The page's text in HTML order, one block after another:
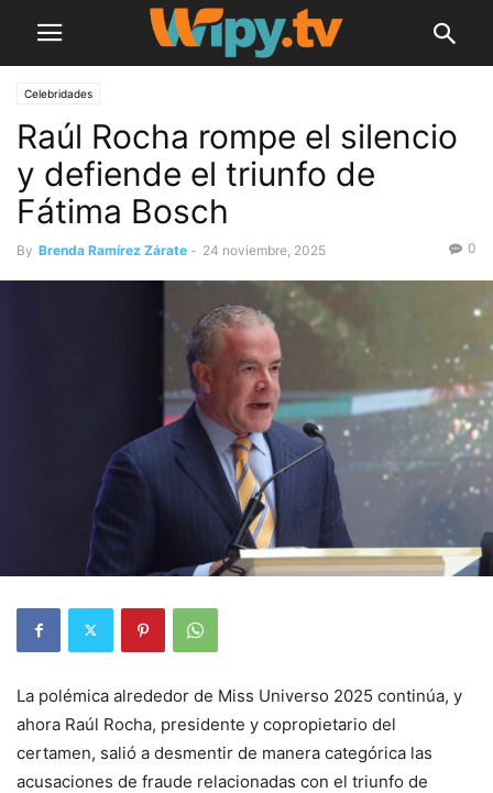
Celebridades
Raúl Rocha rompe el silencio
y defiende el triunfo de
Fátima Bosch
By Brenda Ramírez Zárate - 24 noviembre, 2025 0
La polémica alrededor de Miss Universo 2025 continúa, y
ahora Raúl Rocha, presidente y copropietario del
certamen, salió a desmentir de manera categórica las
acusaciones de fraude relacionadas con el triunfo de